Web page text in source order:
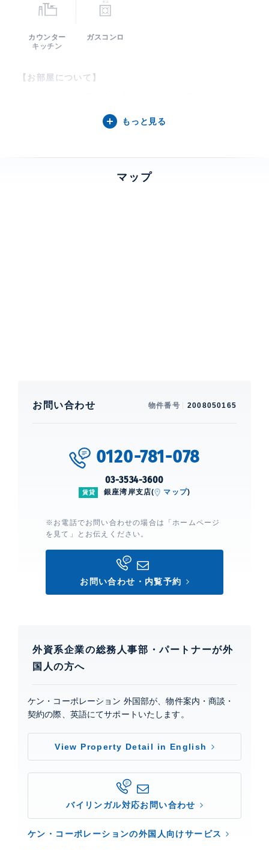
カウンター
キッチン
ガスコンロ
【お部屋について】
お応えします。2階と31階には充実の共用施設。水と緑
の心地よさと都市の便利と快適さで暮らしやすいアイラ
【芝浦アイランド ブルームタワーについて】
部屋設備
スコンロ、 コンロ3口、 食洗機、 カウンターキッチ
ン、 CATV、 BS、 CS、 光
建物設備・施設
制震構造、 エレベーター、 宅配ボックス、 駐車場複数
台相談（要確認）、 ペット設備、 フロア毎ゴミ置場、
ロントサービス、 コンシェルジュサービス、 オートロ
ック、 カードキー、 TVモニター付きインターホン、
ブルームコレクション(シアター、ザ・キッチン、
GYM、ライブラリー、LABO、JAM NOTE、会議室、
芝浦アイランド ブルームタワー
特設サイト
もっと見る
マップ
お問い合わせ 物件番号 2008050165
0120-781-078
03-3534-3600
賃貸 銀座湾岸支店( マップ)
※お電話でお問い合わせの場合は「ホームページ
を見て」とお伝えください。
お問い合わせ・内覧予約
外資系企業の総務人事部・パートナーが外
国人の方へ
ケン・コーポレーション 外国部が、物件案内・商談・
契約の際、英語にてサポートいたします。
View Property Detail in English
バイリンガル対応お問い合わせ
ケン・コーポレーションの外国人向けサービス